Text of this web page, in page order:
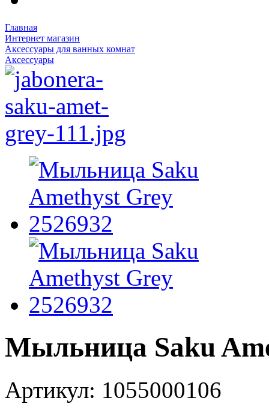
Главная
Интернет магазин
Аксессуары для ванных комнат
Аксессуары
Мыльница Saku
Артикул: 1055000106